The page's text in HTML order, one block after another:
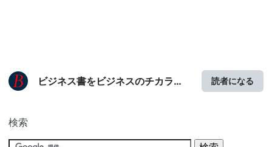
ビジネス書をビジネスのチカラ
読者になる
検索